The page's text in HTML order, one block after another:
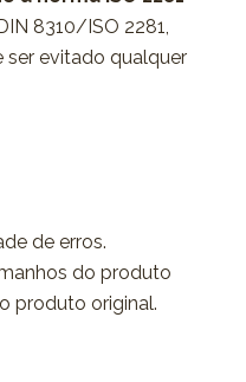
8310/ISO 2281,
ser evitado qualquer
de erros.
do produto
produto original.